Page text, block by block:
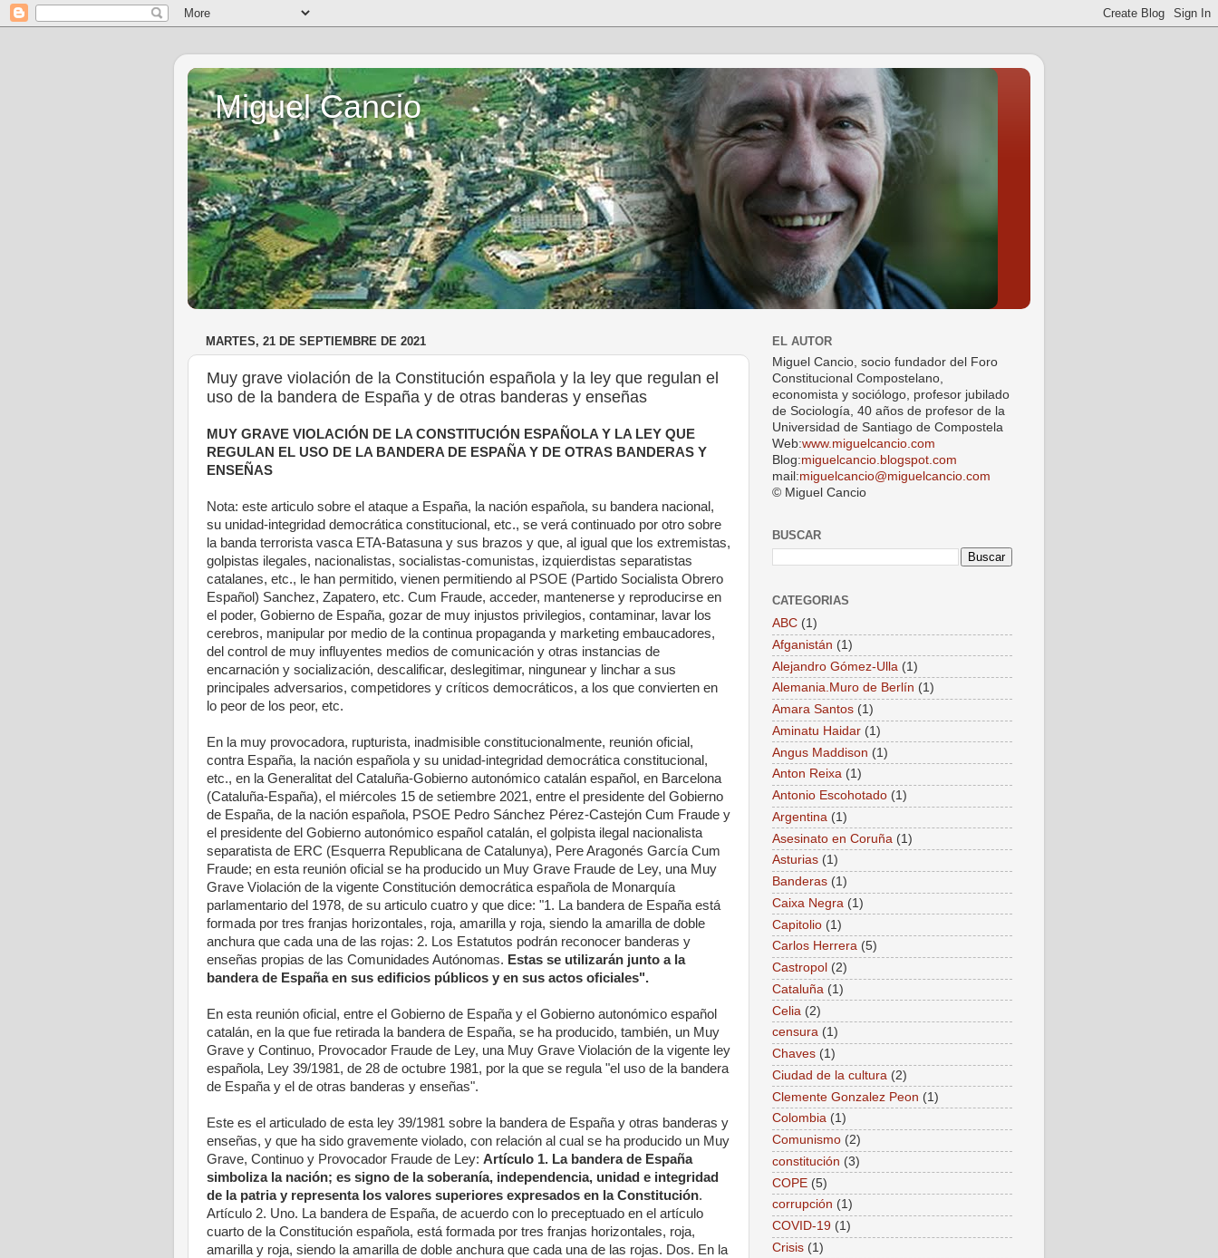
Miguel Cancio
MARTES, 21 DE SEPTIEMBRE DE 2021
Muy grave violación de la Constitución española y la ley que regulan el
uso de la bandera de España y de otras banderas y enseñas
MUY GRAVE VIOLACIÓN DE LA CONSTITUCIÓN ESPAÑOLA Y LA LEY QUE
REGULAN EL USO DE LA BANDERA DE ESPAÑA Y DE OTRAS BANDERAS Y
ENSEÑAS
Nota: este articulo sobre el ataque a España, la nación española, su bandera nacional,
su unidad-integridad democrática constitucional, etc., se verá continuado por otro sobre
la banda terrorista vasca ETA-Batasuna y sus brazos y que, al igual que los extremistas,
golpistas ilegales, nacionalistas, socialistas-comunistas, izquierdistas separatistas
catalanes, etc., le han permitido, vienen permitiendo al PSOE (Partido Socialista Obrero
Español) Sanchez, Zapatero, etc. Cum Fraude, acceder, mantenerse y reproducirse en
el poder, Gobierno de España, gozar de muy injustos privilegios, contaminar, lavar los
cerebros, manipular por medio de la continua propaganda y marketing embaucadores,
del control de muy influyentes medios de comunicación y otras instancias de
encarnación y socialización, descalificar, deslegitimar, ningunear y linchar a sus
principales adversarios, competidores y críticos democráticos, a los que convierten en
lo peor de los peor, etc.
En la muy provocadora, rupturista, inadmisible constitucionalmente, reunión oficial,
contra España, la nación española y su unidad-integridad democrática constitucional,
etc., en la Generalitat del Cataluña-Gobierno autonómico catalán español, en Barcelona
(Cataluña-España), el miércoles 15 de setiembre 2021, entre el presidente del Gobierno
de España, de la nación española, PSOE Pedro Sánchez Pérez-Castejón Cum Fraude y
el presidente del Gobierno autonómico español catalán, el golpista ilegal nacionalista
separatista de ERC (Esquerra Republicana de Catalunya), Pere Aragonés García Cum
Fraude; en esta reunión oficial se ha producido un Muy Grave Fraude de Ley, una Muy
Grave Violación de la vigente Constitución democrática española de Monarquía
parlamentario del 1978, de su articulo cuatro y que dice: "1. La bandera de España está
formada por tres franjas horizontales, roja, amarilla y roja, siendo la amarilla de doble
anchura que cada una de las rojas: 2. Los Estatutos podrán reconocer banderas y
enseñas propias de las Comunidades Autónomas. Estas se utilizarán junto a la
bandera de España en sus edificios públicos y en sus actos oficiales".
En esta reunión oficial, entre el Gobierno de España y el Gobierno autonómico español
catalán, en la que fue retirada la bandera de España, se ha producido, también, un Muy
Grave y Continuo, Provocador Fraude de Ley, una Muy Grave Violación de la vigente ley
española, Ley 39/1981, de 28 de octubre 1981, por la que se regula "el uso de la bandera
de España y el de otras banderas y enseñas".
Este es el articulado de esta ley 39/1981 sobre la bandera de España y otras banderas y
enseñas, y que ha sido gravemente violado, con relación al cual se ha producido un Muy
Grave, Continuo y Provocador Fraude de Ley: Artículo 1. La bandera de España
simboliza la nación; es signo de la soberanía, independencia, unidad e integridad
de la patria y representa los valores superiores expresados en la Constitución.
Artículo 2. Uno. La bandera de España, de acuerdo con lo preceptuado en el artículo
cuarto de la Constitución española, está formada por tres franjas horizontales, roja,
amarilla y roja, siendo la amarilla de doble anchura que cada una de las rojas. Dos. En la
EL AUTOR
Miguel Cancio, socio fundador del Foro
Constitucional Compostelano,
economista y sociólogo, profesor jubilado
de Sociología, 40 años de profesor de la
Universidad de Santiago de Compostela
Web:www.miguelcancio.com
Blog:miguelcancio.blogspot.com
mail:miguelcancio@miguelcancio.com
© Miguel Cancio
BUSCAR
CATEGORIAS
ABC (1)
Afganistán (1)
Alejandro Gómez-Ulla (1)
Alemania.Muro de Berlín (1)
Amara Santos (1)
Aminatu Haidar (1)
Angus Maddison (1)
Anton Reixa (1)
Antonio Escohotado (1)
Argentina (1)
Asesinato en Coruña (1)
Asturias (1)
Banderas (1)
Caixa Negra (1)
Capitolio (1)
Carlos Herrera (5)
Castropol (2)
Cataluña (1)
Celia (2)
censura (1)
Chaves (1)
Ciudad de la cultura (2)
Clemente Gonzalez Peon (1)
Colombia (1)
Comunismo (2)
constitución (3)
COPE (5)
corrupción (1)
COVID-19 (1)
Crisis (1)